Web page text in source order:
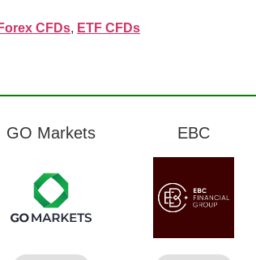
Forex CFDs, ETF CFDs
GO Markets EBC